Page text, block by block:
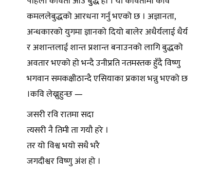
कमललेबुद्धको आरधना गर्नु भएको छ । अज्ञानता,
अन्धकारको युगमा ज्ञानको दियो बालेर अधैर्यलाई धैर्य
र अशान्तलाई शान्त प्रशान्त बनाउनको लागि बुद्धको
अवतार भएको हो भन्दै उनीप्रति नतमस्तक हुँदै विष्णु
भगवान समकक्षीठान्दै एसियाका प्रकाश भन्नु भएको छ
।कवि लेख्नुहुन्छ —
जसरी रवि रातमा सदा
त्यसरी नै तिमी ता गयौ हरे ।
तर यो विश्व भयो सधै भरै
जगदीश्वर विष्णु अंश हो ।